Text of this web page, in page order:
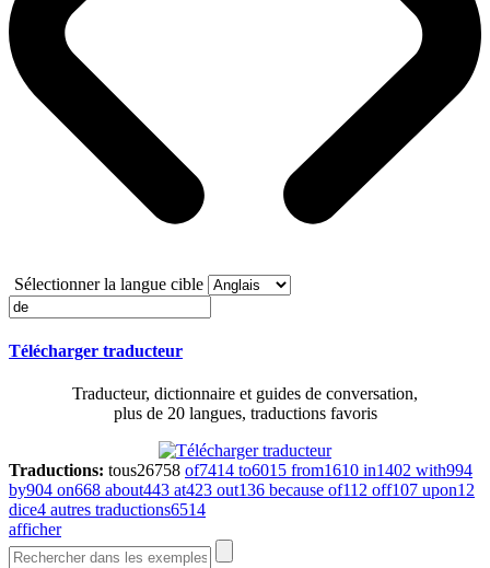
Sélectionner la langue cible
Télécharger traducteur
Traducteur, dictionnaire et guides de conversation,
plus de 20 langues, traductions favoris
Traductions: tous26758 of7414 to6015 from1610 in1402 with994
by904 on668 about443 at423 out136 because of112 off107 upon12
dice4 autres traductions6514
afficher